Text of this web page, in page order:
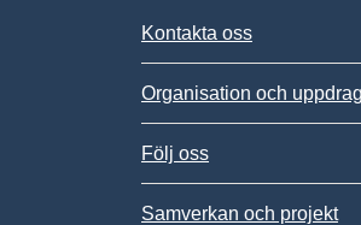
Kontakta oss
Organisation och uppdrag
Följ oss
Samverkan och projekt